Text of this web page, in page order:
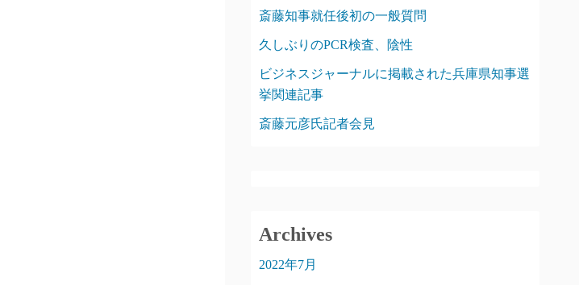
斎藤知事就任後初の一般質問
久しぶりのPCR検査、陰性
ビジネスジャーナルに掲載された兵庫県知事選
挙関連記事
斎藤元彦氏記者会見
Archives
2022年7月